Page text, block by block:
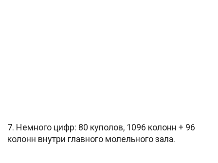
7. Немного цифр: 80 куполов, 1096 колонн + 96
колонн внутри главного молельного зала.